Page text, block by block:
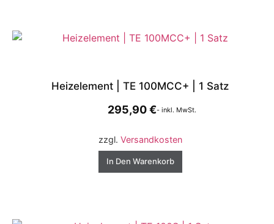
Heizelement | TE 100MCC+ | 1 Satz
295,90€- inkl. MwSt.
In Den Warenkorb
zzgl. Versandkosten